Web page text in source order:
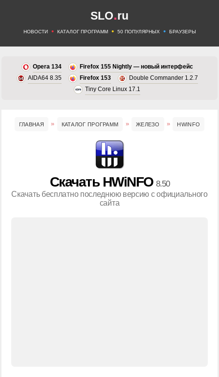
SLO.ru
НОВОСТИ • КАТАЛОГ ПРОГРАММ • 50 ПОПУЛЯРНЫХ • БРАУЗЕРЫ
Opera 134
Firefox 155 Nightly — новый интерфейс
AIDA64 8.35
Firefox 153
Double Commander 1.2.7
Tiny Core Linux 17.1
ГЛАВНАЯ КАТАЛОГ ПРОГРАММ ЖЕЛЕЗО HWINFO
Скачать HWiNFO 8.50
Скачать бесплатно последнюю версию с официального
сайта